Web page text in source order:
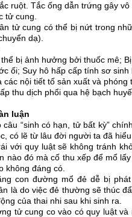
ruột. Tắc ống dẫn trứng gây vô
tử cung.
tử cung có thể bị nứt trong
dạ).
bị ảnh hưởng bởi thuốc mê;
ối; Suy hô hấp cấp tính sơ
các nội tiết tố sản xuất và
thu dịch phổi qua hệ bạch
luận
câu “sinh có hạn, tử bất kỳ”
có lẽ từ lâu đời người ta đã
với quy luật sẽ không tránh
nào đó mà cố thu xếp để mổ
không đáng có.
con đường mổ đẻ dễ bị
là do việc đẻ thường sẽ thúc
của thai nhi sau khi sinh ra.
tử cung co vào có quy luật